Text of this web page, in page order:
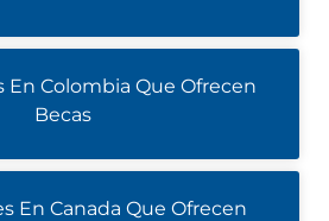
En Colombia Que Ofrecen
Becas
En Canada Que Ofrecen